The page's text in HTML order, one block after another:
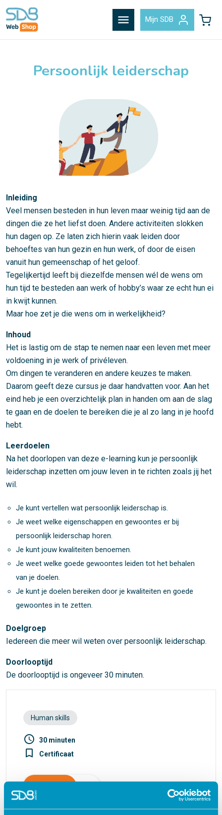
menu Mijn SDB
Persoonlijk leiderschap
Inleiding
Veel mensen besteden in hun leven maar weinig tijd aan de
dingen die ze het liefst doen. Andere activiteiten slokken
hun dagen op. Ze laten zich hierin vaak leiden door
behoeftes van hun gezin en hun werk, of door de eisen
vanuit hun gemeenschap of het geloof.
Tegelijkertijd leeft bij diezelfde mensen wél de wens om
hun tijd te besteden aan werk of hobby’s waar ze echt hun ei
in kwijt kunnen.
Maar hoe zet je die wens om in werkelijkheid?
Inhoud
Het is lastig om de stap te nemen naar een leven met meer
voldoening in je werk of privéleven.
Om dingen te veranderen en andere keuzes te maken.
Daarom geeft deze cursus je daar handvatten voor. Aan het
eind heb je een overzichtelijk plan in handen om aan de slag
te gaan en de doelen te bereiken die je al zo lang in je hoofd
hebt.
Leerdoelen
Na het doorlopen van deze e-learning kun je persoonlijk
leiderschap inzetten om jouw leven in te richten zoals jij het
wil.
Je kunt vertellen wat persoonlijk leiderschap is.
Je weet welke eigenschappen en gewoontes er bij
persoonlijk leiderschap horen.
Je kunt jouw kwaliteiten benoemen.
Je weet welke goede gewoontes leiden tot het behalen
van je doelen.
Je kunt je doelen bereiken door je kwaliteiten en goede
gewoontes in te zetten.
Doelgroep
Iedereen die meer wil weten over persoonlijk leiderschap.
Doorlooptijd
De doorlooptijd is ongeveer 30 minuten.
Human skills
access_time 30 minuten
turned_in_not Certificaat